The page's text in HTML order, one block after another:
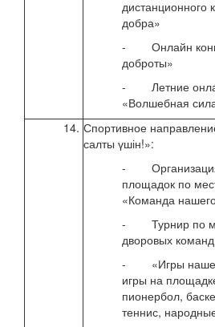
дистанционного
добра»
- Онлайн
доброты»
- Летние
«Волшебная
14. Спортивное
салты үшін!»:
- Организация
площадок по
«Команда
- Турнир по
дворовых команд
- «Игры
игры на
пионербол,
теннис,